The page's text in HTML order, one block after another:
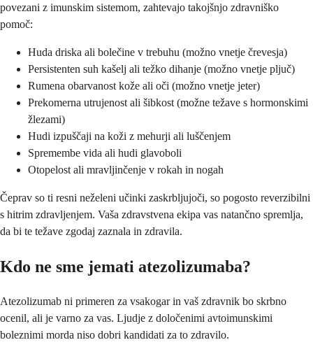
povezani z imunskim sistemom, zahtevajo takojšnjo zdravniško
pomoč:
Huda driska ali bolečine v trebuhu (možno vnetje črevesja)
Persistenten suh kašelj ali težko dihanje (možno vnetje pljuč)
Rumena obarvanost kože ali oči (možno vnetje jeter)
Prekomerna utrujenost ali šibkost (možne težave s hormonskimi
žlezami)
Hudi izpuščaji na koži z mehurji ali luščenjem
Spremembe vida ali hudi glavoboli
Otopelost ali mravljinčenje v rokah in nogah
Čeprav so ti resni neželeni učinki zaskrbljujoči, so pogosto reverzibilni
s hitrim zdravljenjem. Vaša zdravstvena ekipa vas natančno spremlja,
da bi te težave zgodaj zaznala in zdravila.
Kdo ne sme jemati atezolizumaba?
Atezolizumab ni primeren za vsakogar in vaš zdravnik bo skrbno
ocenil, ali je varno za vas. Ljudje z določenimi avtoimunskimi
boleznimi morda niso dobri kandidati za to zdravilo.